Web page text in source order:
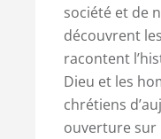
société et de
découvrent
racontent
Dieu et les
chrétiens
ouverture sur